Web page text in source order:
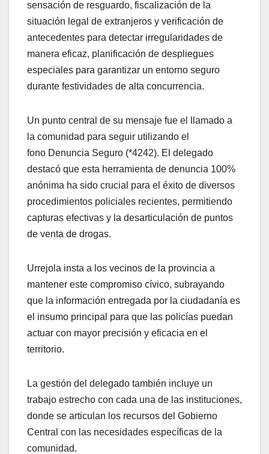
sensación de resguardo, fiscalización de la
situación legal de extranjeros y verificación de
antecedentes para detectar irregularidades de
manera eficaz, planificación de despliegues
especiales para garantizar un entorno seguro
durante festividades de alta concurrencia.
Un punto central de su mensaje fue el llamado a
la comunidad para seguir utilizando el
fono Denuncia Seguro (*4242). El delegado
destacó que esta herramienta de denuncia 100%
anónima ha sido crucial para el éxito de diversos
procedimientos policiales recientes, permitiendo
capturas efectivas y la desarticulación de puntos
de venta de drogas.
Urrejola insta a los vecinos de la provincia a
mantener este compromiso cívico, subrayando
que la información entregada por la ciudadanía es
el insumo principal para que las policías puedan
actuar con mayor precisión y eficacia en el
territorio.
La gestión del delegado también incluye un
trabajo estrecho con cada una de las instituciones,
donde se articulan los recursos del Gobierno
Central con las necesidades específicas de la
comunidad.